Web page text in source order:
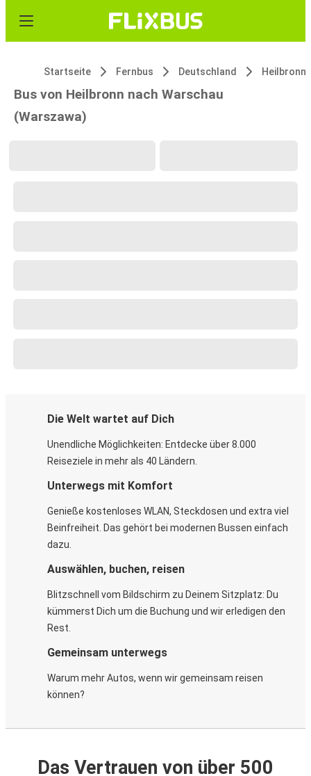
Startseite Fernbus Deutschland Heilbronn
Bus von Heilbronn nach Warschau
(Warszawa)
Die Welt wartet auf Dich
Unendliche Möglichkeiten: Entdecke über 8.000
Reiseziele in mehr als 40 Ländern.
Unterwegs mit Komfort
Genieße kostenloses WLAN, Steckdosen und extra viel
Beinfreiheit. Das gehört bei modernen Bussen einfach
dazu.
Auswählen, buchen, reisen
Blitzschnell vom Bildschirm zu Deinem Sitzplatz: Du
kümmerst Dich um die Buchung und wir erledigen den
Rest.
Gemeinsam unterwegs
Warum mehr Autos, wenn wir gemeinsam reisen
können?
Das Vertrauen von über 500